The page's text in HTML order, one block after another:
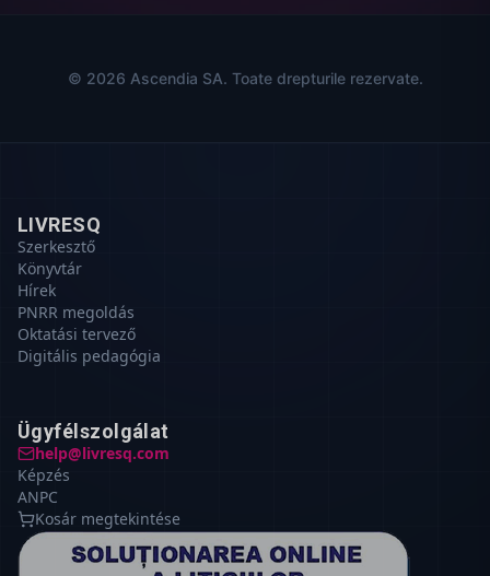
© 2026 Ascendia SA. Toate drepturile rezervate.
LIVRESQ
Szerkesztő
Könyvtár
Hírek
PNRR megoldás
Oktatási tervező
Digitális pedagógia
Ügyfélszolgálat
help@livresq.com
Képzés
ANPC
Kosár megtekintése